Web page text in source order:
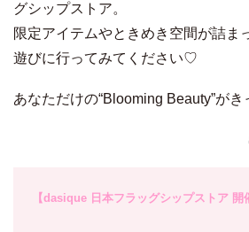
グシップストア。
限定アイテムやときめき空間が詰ま
遊びに行ってみてください♡
あなただけの“Blooming Beauty”が
【dasique 日本フラッグシップストア 開